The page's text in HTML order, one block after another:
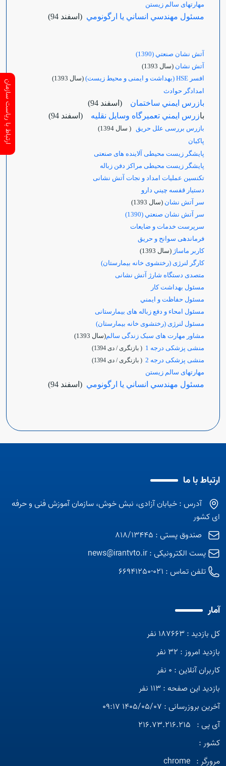
مهارتهای سالم زیستن
مسئول مهندسي انساني يا ارگونومي (اسفند 94)
آتش نشان صنعتي (1390)
آتش نشان (سال 1393)
افسر HSE (بهداشت و ایمنی و محیط زیست)
(سال 1393)
امدادگر حوادث
بازرس ايمني ساختمان (اسفند 94)
بازرس ايمني تعميرگاه وسايل نقليه (اسفند 94)
بازرس بررسی علل حریق ( سال 1394)
پاكبان
پایشگر زیست محیطی آلاینده های صنعتی
پایشگر زیست محیطی مراکز دفن زباله
تکنسین عملیات امداد و نجات آتش نشانی
دستيار قفسه چيني دارو
سر آتش نشان (سال 1393)
سر آتش نشان صنعتي (1390)
سرپرست خدمات و ضایعات
فرماندهی سوانح و حریق
کاربر ماساژ (سال 1393)
کارگر لنرژی (رختشوی خانه بیمارستان)
متصدی دستگاه شارژ آتش نشانی
مسئول بهداشت کار
مسئول حفاظت و ايمني
مسئول امحاء و دفع زباله های بیمارستانی
مسئول لنرژی (رختشوی خانه بیمارستان)
مشاور مهارت های سبک زندگی سالم(سال 1393)
منشی پزشکی درجه 1
( بازنگری / دی 1394)
منشی پزشکی درجه 2 ( بازنگری / دی 1394)
مهارتهای سالم زیستن
مسئول مهندسي انساني يا ارگونومي (اسفند 94)
ارتباط با ما
آدرس : خیابان آزادی، نبش خوش، سازمان آموزش فنی و حرفه
ای کشور
صندوق پستی : 818/13445
پست الکترونیکی :news@irantvto.ir
تلفن تماس : 021-66941250
آمار
کل بازدید : 187663 نفر
بازدید امروز : 32 نفر
کاربران آنلاین : 0 نفر
بازدید این صفحه : 113 نفر
آخرین بروزرسانی : 1405/05/07 09:17
آی پی : 216.73.216.215
کشور :
مرورگر : chrome
ارتباط با ریاست سازمان